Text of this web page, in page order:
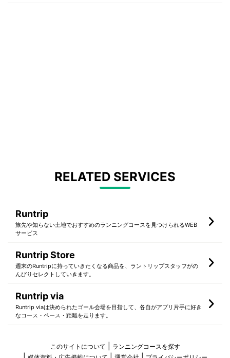
RELATED SERVICES
Runtrip
旅先や知らない土地でおすすめのランニングコースを見つけられるWEB
サービス
Runtrip Store
週末のRuntripに持っていきたくなる商品を、ラントリップスタッフがの
んびりセレクトしていきます。
Runtrip via
Runtrip viaは決められたゴール会場を目指して、各自がアプリ片手に好き
なコース・ペース・距離を走ります。
このサイトについて
ランニングコースを探す